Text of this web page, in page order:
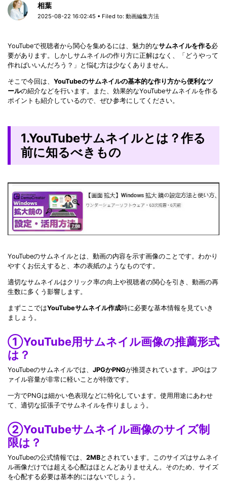
相葉
2025-08-22 16:02:45 • Filed to:動画編集方法
YouTubeで視聴者から関心を集めるには、魅力的なサムネイルを作る必
要があります。しかしサムネイルの作り方に正解はなく、「どうやって
作ればいいんだろう？」と悩む方は少なくありません。
そこで今回は、 YouTubeのサムネイルの基本的な作り方から便利なツ
ールの紹介などを行います。また、効果的なYouTubeサムネイルを作る
ポイントも紹介しているので、ぜひ参考にしてください。
1.YouTubeサムネイルとは？作る
前に知るべきもの
YouTubeのサムネイルとは、動画の内容を示す画像のことです。わかり
やすくお伝えすると、本の表紙のようなものです。
適切なサムネイルはクリック率の向上や視聴者の関心を引き、動画の再
生数に多くう影響します。
まずここではYouTubeサムネイル作成時に必要な基本情報を見ていき
ましょう。
①YouTube用サムネイル画像の推薦形式
は？
YouTubeのサムネイルでは、 JPGかPNGが推奨されています。JPGはフ
ァイル容量が非常に軽いことが特徴です。
一方でPNGは細かい色表現などに特化しています。使用用途にあわせ
て、適切な拡張子でサムネイルを作りましょう。
②YouTubeサムネイル画像のサイズ制
限は？
YouTubeの公式情報では、 2MBとされています。このサイズはサムネイ
ル画像だけでは超える心配はほとんどありませえん。そのため、サイズ
を心配する必要は基本的にはないでしょう。